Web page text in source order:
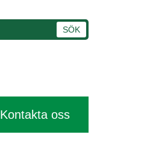
Kontakta oss